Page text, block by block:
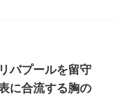
バプールを留守
に合流する胸の